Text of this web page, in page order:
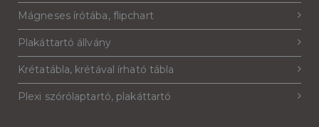
Mágneses írótába, flipchart
Plakáttartó állvány
Krétatábla, krétával írható tábla
Plexi szórólaptartó, plakáttartó